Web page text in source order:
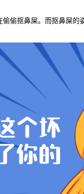
偷抠鼻屎。而抠鼻屎